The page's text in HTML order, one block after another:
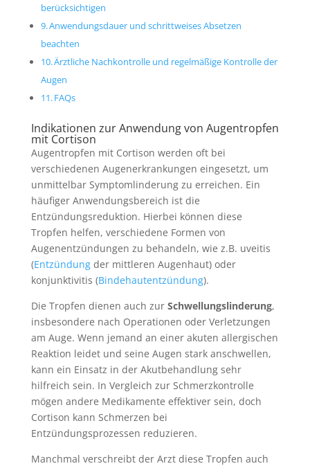
berücksichtigen
Anwendungsdauer und schrittweises Absetzen
beachten
Ärztliche Nachkontrolle und regelmäßige Kontrolle der
Augen
FAQs
Indikationen zur Anwendung von Augentropfen
mit Cortison
Augentropfen mit Cortison werden oft bei
verschiedenen Augenerkrankungen eingesetzt, um
unmittelbar Symptomlinderung zu erreichen. Ein
häufiger Anwendungsbereich ist die
Entzündungsreduktion. Hierbei können diese
Tropfen helfen, verschiedene Formen von
Augenentzündungen zu behandeln, wie z.B. uveitis
(Entzündungder mittleren Augenhaut) oder
konjunktivitis (Bindehautentzündung).
Die Tropfen dienen auch zur Schwellungslinderung,
insbesondere nach Operationen oder Verletzungen
am Auge. Wenn jemand an einer akuten allergischen
Reaktion leidet und seine Augen stark anschwellen,
kann ein Einsatz in der Akutbehandlung sehr
hilfreich sein. In Vergleich zur Schmerzkontrolle
mögen andere Medikamente effektiver sein, doch
Cortison kann Schmerzen bei
Entzündungsprozessen reduzieren.
Manchmal verschreibt der Arzt diese Tropfen auch